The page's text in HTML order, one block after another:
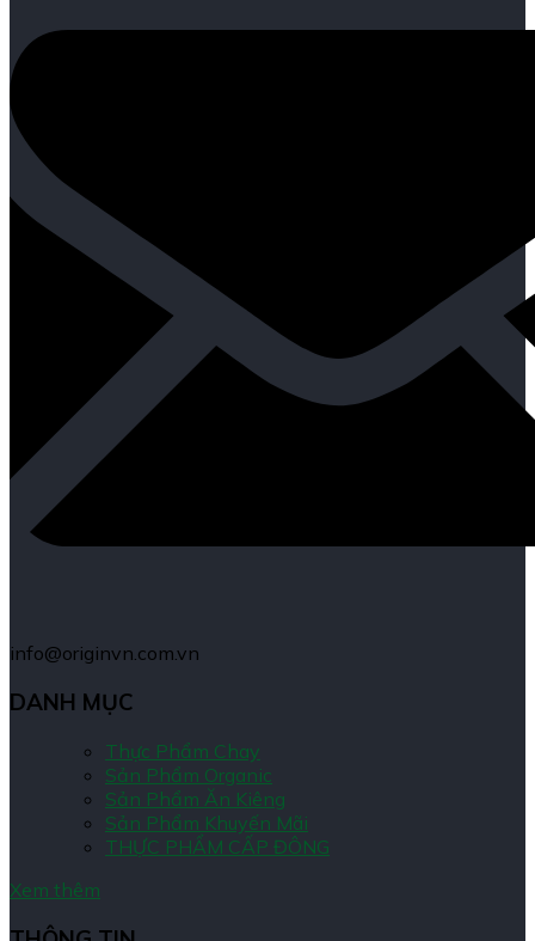
info@originvn.com.vn
DANH MỤC
Thực Phẩm Chay
Sản Phẩm Organic
Sản Phẩm Ăn Kiêng
Sản Phẩm Khuyến Mãi
THỰC PHẨM CẤP ĐÔNG
Xem thêm